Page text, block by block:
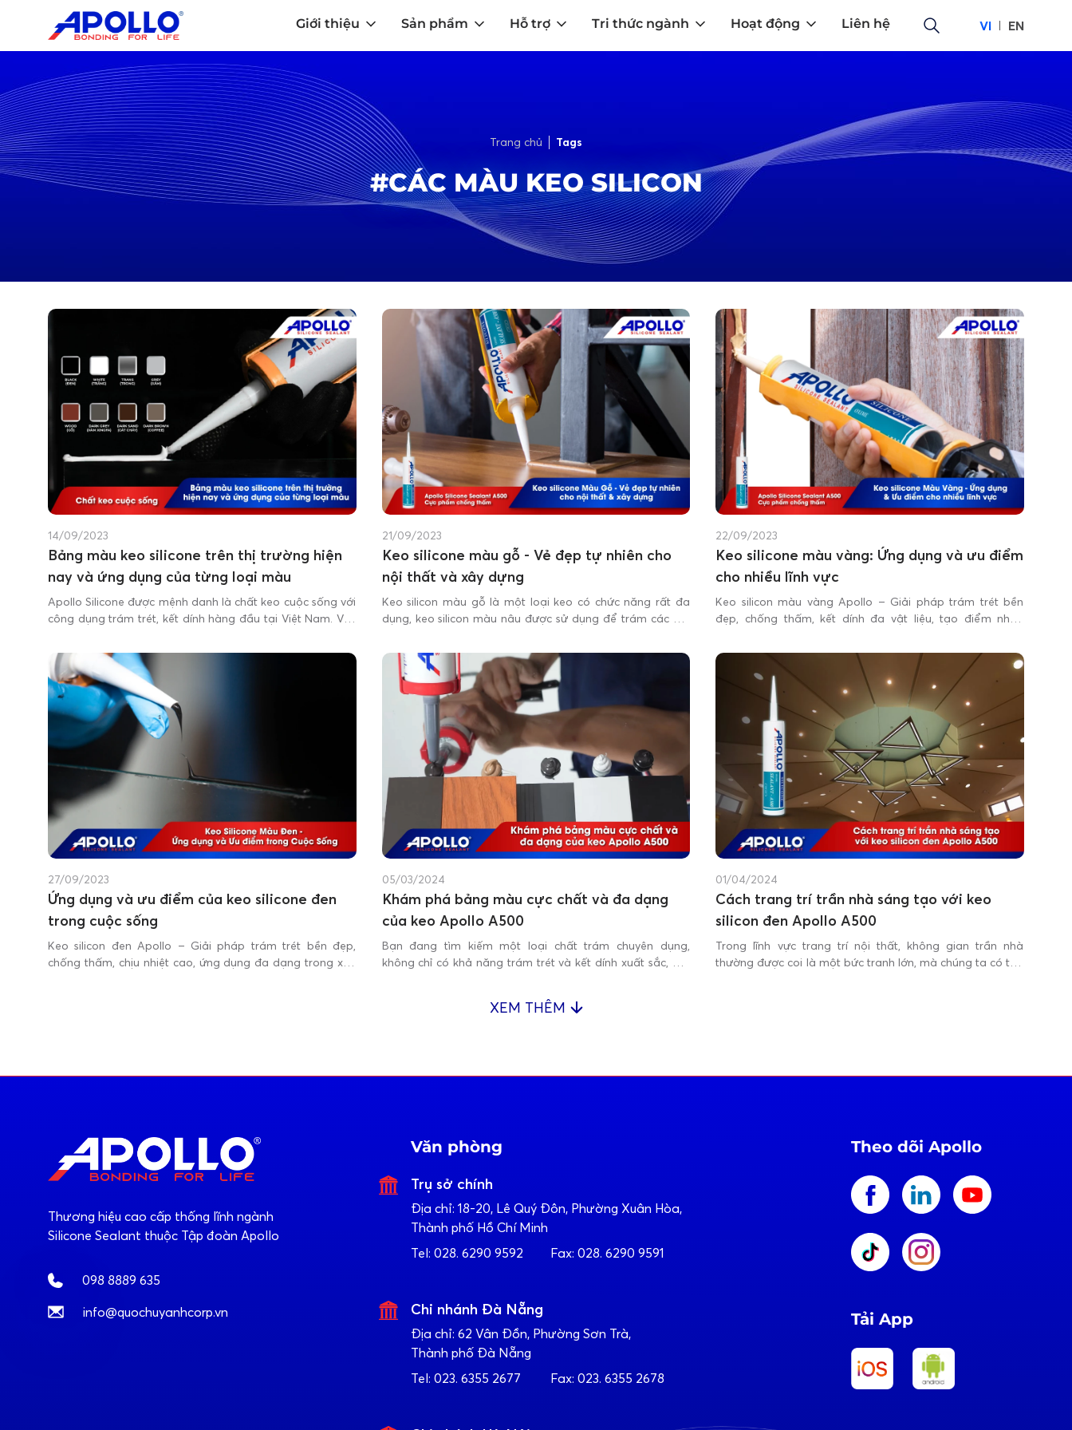
Giới thiệu Sản phẩm Hỗ trợ Tri thức ngành Hoạt động Liên hệ VI EN
Trang chủ Tags
#CÁC MÀU KEO SILICON
14/09/2023
Bảng màu keo silicone trên thị trường hiện
nay và ứng dụng của từng loại màu
Apollo Silicone được mệnh danh là chất keo cuộc sống với
công dụng trám trét, kết dính hàng đầu tại Việt Nam. Vậy
trường hiện nay có bao nhiêu màu không? Hãy cùng
chúng tôi tìm hiểu nhé.
21/09/2023
Keo silicone màu gỗ - Vẻ đẹp tự nhiên cho
nội thất và xây dựng
Keo silicon màu gỗ là một loại keo có chức năng rất đa
dụng, keo silicon màu nâu được sử dụng để trám các nét
22/09/2023
Keo silicone màu vàng: Ứng dụng và ưu điểm
cho nhiều lĩnh vực
Keo silicon màu vàng Apollo – Giải pháp trám trét bền
đẹp, chống thấm, kết dính đa vật liệu, tạo điểm nhấn
tìm hiểu chi tiết trong bài viết dưới đây!
27/09/2023
Ứng dụng và ưu điểm của keo silicone đen
trong cuộc sống
Keo silicon đen Apollo – Giải pháp trám trét bền đẹp,
chống thấm, chịu nhiệt cao, ứng dụng đa dạng trong xây
05/03/2024
Khám phá bảng màu cực chất và đa dạng
của keo Apollo A500
Bạn đang tìm kiếm một loại chất trám chuyên dụng,
không chỉ có khả năng trám trét và kết dính xuất sắc, mà
01/04/2024
Cách trang trí trần nhà sáng tạo với keo
silicon đen Apollo A500
Trong lĩnh vực trang trí nội thất, không gian trần nhà
thường được coi là một bức tranh lớn, mà chúng ta có thể
XEM THÊM
Thương hiệu cao cấp thống lĩnh ngành
Silicone Sealant thuộc Tập đoàn Apollo
098 8889 635
info@quochuyanhcorp.vn
Văn phòng
Trụ sở chính
Địa chỉ: 18-20, Lê Quý Đôn, Phường Xuân Hòa,
Thành phố Hồ Chí Minh
Tel: 028. 6290 9592 Fax: 028. 6290 9591
Chi nhánh Đà Nẵng
Địa chỉ: 62 Vân Đồn, Phường Sơn Trà,
Thành phố Đà Nẵng
Tel: 023. 6355 2677 Fax: 023. 6355 2678
Theo dõi Apollo
Tải App